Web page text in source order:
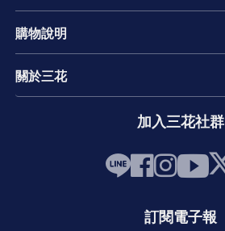
購物說明
關於三花
加入三花社群
訂閱電子報